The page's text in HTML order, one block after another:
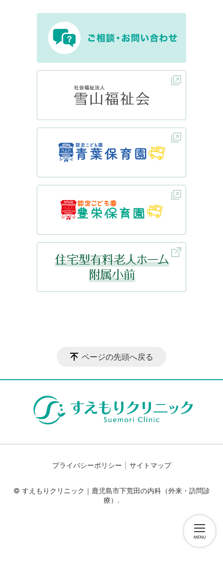
ページの先頭へ戻る
プライバシーポリシー サイトマップ
© すえもりクリニック｜鹿児島市下荒田の内科（外来・訪問診
療）.